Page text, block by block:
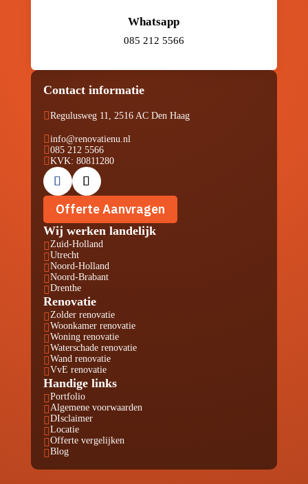
Whatsapp
085 212 5566
Contact informatie
Regulusweg 11, 2516 AC Den Haag
info@renovatienu.nl
085 212 5566
 KVK: 80811280
Offerte Aanvragen
Wij werken landelijk
Zuid-Holland
Utrecht
Noord-Holland
Noord-Brabant
Drenthe
Renovatie
 Zolder renovatie
 Woonkamer renovatie
 Woning renovatie
 Waterschade renovatie
 Wand renovatie
 VvE renovatie
Handige links
 Portfolio
 Algemene voorwaarden
 DIsclaimer
 Locatie
 Offerte vergelijken
 Blog